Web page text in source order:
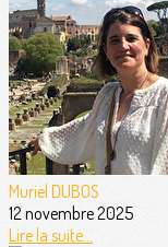
Muriel DUBOS
12 novembre 2025
Lire la suite...